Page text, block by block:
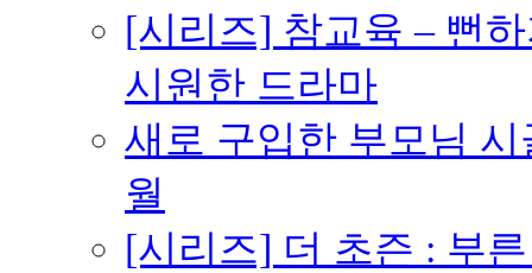
[시리즈] 참교육 – 뻔
시원한 드라마
새로 구입한 부모님 시
월
[시리즈] 더 초즌 : 부른